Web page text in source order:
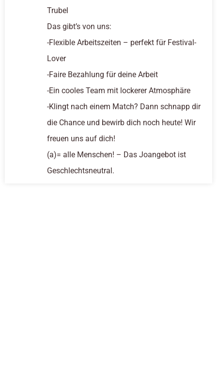
Trubel
Das gibt’s von uns:
-Flexible Arbeitszeiten – perfekt für Festival-
Lover
-Faire Bezahlung für deine Arbeit
-Ein cooles Team mit lockerer Atmosphäre
-Klingt nach einem Match? Dann schnapp dir
die Chance und bewirb dich noch heute! Wir
freuen uns auf dich!
(a)= alle Menschen! – Das Joangebot ist
Geschlechtsneutral.